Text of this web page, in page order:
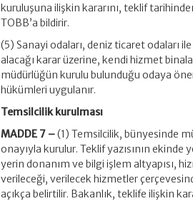
kuruluşuna ilişkin kararını, teklif
TOBB’a bildirir.
(5) Sanayi odaları, deniz ticaret odaları
alacağı karar üzerine, kendi hizmet
müdürlüğün kurulu bulunduğu odaya
hükümleri uygulanır.
Temsilcilik kurulması
MADDE 7 –(1) Temsilcilik, bünyesinde
onayıyla kurulur. Teklif yazısının
yerin donanım ve bilgi işlem altyapısı,
verileceği, verilecek hizmetler
açıkça belirtilir. Bakanlık, teklife ilişkin